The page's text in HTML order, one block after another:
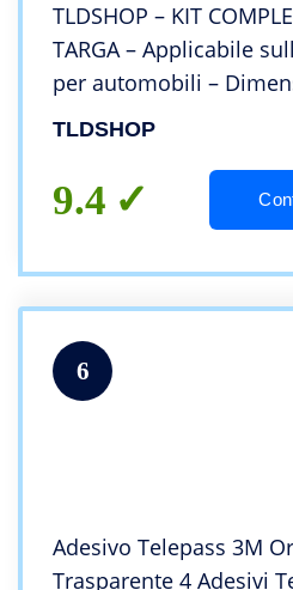
TLDSHOP – KIT
TARGA – Applicabile
per automobili –
Quantità: (1 kit)
TLDSHOP
9.4
6
Adesivo Telepass 3M
Trasparente 4 Adesivi